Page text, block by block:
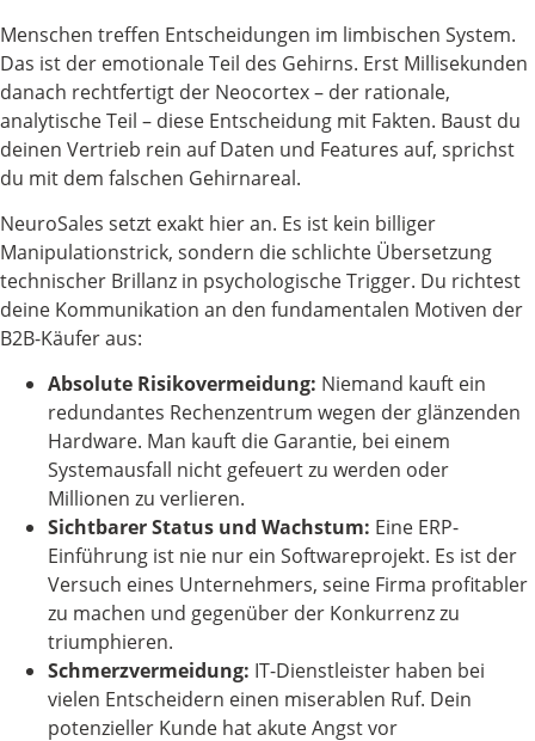
Menschen treffen Entscheidungen im limbischen System.
Das ist der emotionale Teil des Gehirns. Erst Millisekunden
danach rechtfertigt der Neocortex – der rationale,
analytische Teil – diese Entscheidung mit Fakten. Baust du
deinen Vertrieb rein auf Daten und Features auf, sprichst
du mit dem falschen Gehirnareal.
NeuroSales setzt exakt hier an. Es ist kein billiger
Manipulationstrick, sondern die schlichte Übersetzung
technischer Brillanz in psychologische Trigger. Du richtest
deine Kommunikation an den fundamentalen Motiven der
B2B-Käufer aus:
Absolute Risikovermeidung: Niemand kauft ein
redundantes Rechenzentrum wegen der glänzenden
Hardware. Man kauft die Garantie, bei einem
Systemausfall nicht gefeuert zu werden oder
Millionen zu verlieren.
Sichtbarer Status und Wachstum: Eine ERP-
Einführung ist nie nur ein Softwareprojekt. Es ist der
Versuch eines Unternehmers, seine Firma profitabler
zu machen und gegenüber der Konkurrenz zu
triumphieren.
Schmerzvermeidung: IT-Dienstleister haben bei
vielen Entscheidern einen miserablen Ruf. Dein
potenzieller Kunde hat akute Angst vor